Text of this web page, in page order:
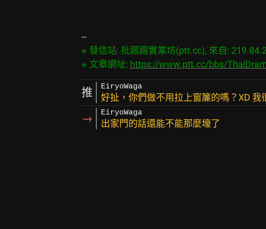
※ 發信站: 批踢踢實業坊(ptt.cc), 來自:
※ 文章網址: https://www.ptt.cc/bbs/
推 EiryoWaga
好扯，你們做不用拉上窗簾的嗎？XD 我
→ EiryoWaga
出家門的話還能不能那麼壕了